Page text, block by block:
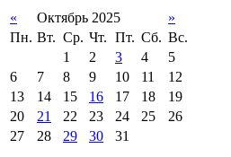
« Октябрь 2025
»
Пн. Вт. Ср. Чт. Пт. Сб. Вс.
1
2 3 4
5
6
7 8 9 10 11
12
13
14 15 16 17 18
19
20
21 22 23 24 25
26
27
28 29 30 31